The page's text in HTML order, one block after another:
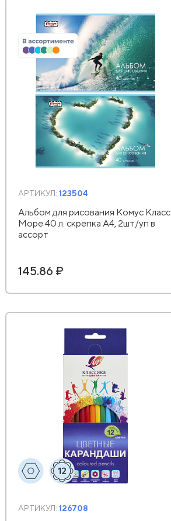
АРТИКУЛ: 123504
Альбом для рисования Комус Класс
Море 40 л. скрепка А4, 2шт/уп в
ассорт
145.86 ₽
АРТИКУЛ: 126708